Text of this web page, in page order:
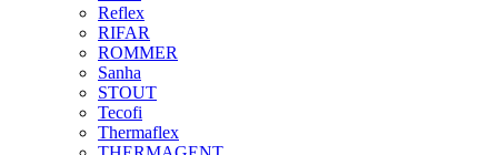
Reflex
RIFAR
ROMMER
Sanha
STOUT
Tecofi
Thermaflex